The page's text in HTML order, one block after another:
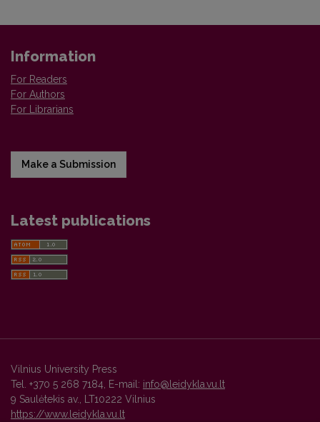
Information
For Readers
For Authors
For Librarians
Make a Submission
Latest publications
Vilnius University Press
Tel. +370 5 268 7184, E-mail: info@leidykla.vu.lt
9 Saulėtekis av., LT10222 Vilnius
https://www.leidykla.vu.lt